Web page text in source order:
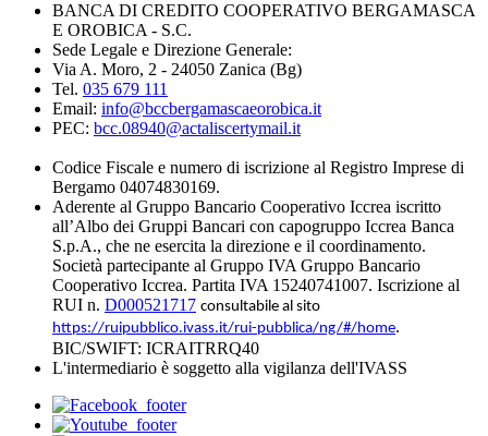
BANCA DI CREDITO COOPERATIVO BERGAMASCA
E OROBICA - S.C.
Sede Legale e Direzione Generale:
Via A. Moro, 2 - 24050 Zanica (Bg)
Tel. 035 679 111
Email: info@bccbergamascaeorobica.it
PEC: bcc.08940@actaliscertymail.it
Codice Fiscale e numero di iscrizione al Registro Imprese di
Bergamo 04074830169.
Aderente al Gruppo Bancario Cooperativo Iccrea iscritto
all’Albo dei Gruppi Bancari con capogruppo Iccrea Banca
S.p.A., che ne esercita la direzione e il coordinamento.
Società partecipante al Gruppo IVA Gruppo Bancario
Cooperativo Iccrea. Partita IVA 15240741007. Iscrizione al
RUI n. D000521717 consultabile al sito
https://ruipubblico.ivass.it/rui-pubblica/ng/#/home.
BIC/SWIFT: ICRAITRRQ40
L'intermediario è soggetto alla vigilanza dell'IVASS